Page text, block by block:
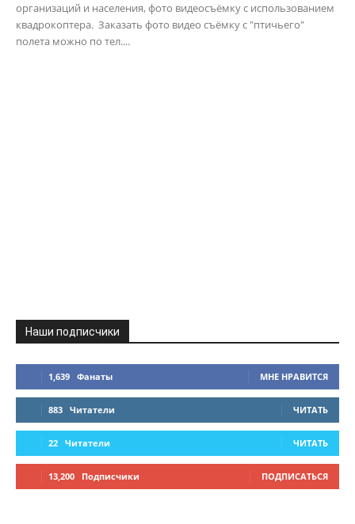
организаций и населения, фото видеосъёмку с использованием
квадрокоптера. Заказать фото видео съёмку с "птичьего"
полета можно по тел....
Наши подписчики
1,639 Фанаты МНЕ НРАВИТСЯ
883 Читатели ЧИТАТЬ
22 Читатели ЧИТАТЬ
13,200 Подписчики ПОДПИСАТЬСЯ